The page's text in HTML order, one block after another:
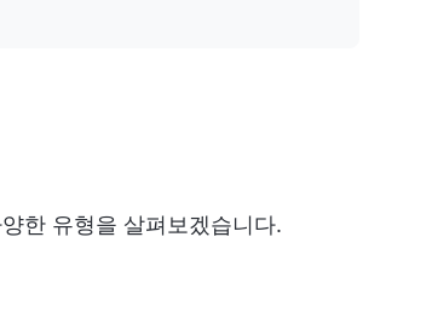
한 유형을 살펴보겠습니다.